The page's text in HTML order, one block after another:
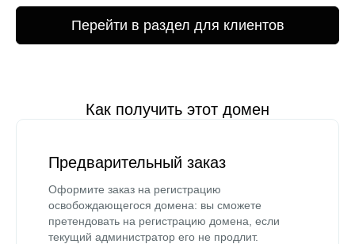
Перейти в раздел для клиентов
Как получить этот домен
Предварительный заказ
Оформите заказ на регистрацию
освобождающегося домена: вы сможете
претендовать на регистрацию домена, если
текущий администратор его не продлит.